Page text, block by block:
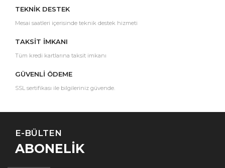
TEKNİK DESTEK
Mesai saatleri içerisinde teknik destek hizmeti
TAKSİT İMKANI
Tüm kredi kartlarına taksit imkanı
GÜVENLİ ÖDEME
SSL sertifikası ile bilgileriniz güvende.
E-BÜLTEN
ABONELİK